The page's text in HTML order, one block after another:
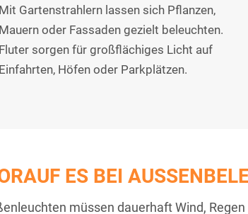
Gartenstrahlern lassen sich Pflanzen,
oder Fassaden gezielt beleuchten.
sorgen für großflächiges Licht auf
Höfen oder Parkplätzen.
ES BEI
müssen dauerhaft Wind,